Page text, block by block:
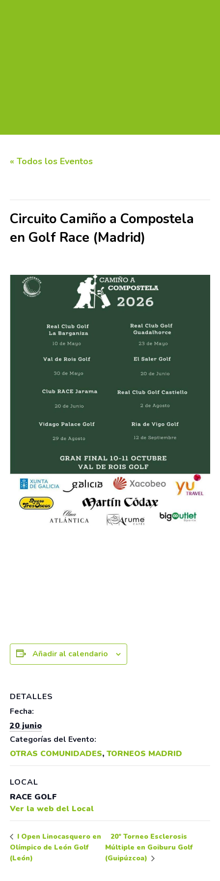
« Todos los Eventos
Circuito Camiño a Compostela
en Golf Race (Madrid)
Añadir al calendario
DETALLES
Fecha:
20 junio
Categorías del Evento:
OTRAS COMUNIDADES, TORNEOS MADRID
LOCAL
RACE GOLF
Ver la web del Local
I Open Linocasquero en
Olímpico de León Golf
(León)
20º Torneo Esclerosis
Múltiple en Goiburu Golf
(Guipúzcoa)